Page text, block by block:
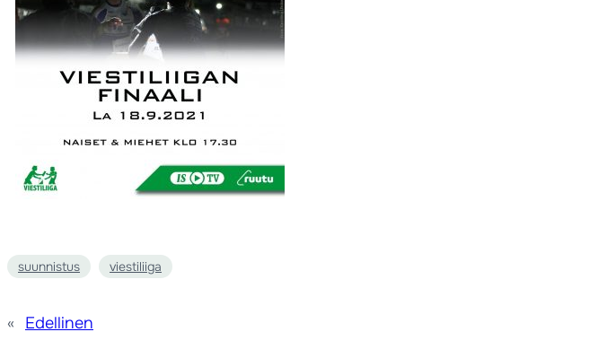
suunnistus viestiliiga
« Edellinen